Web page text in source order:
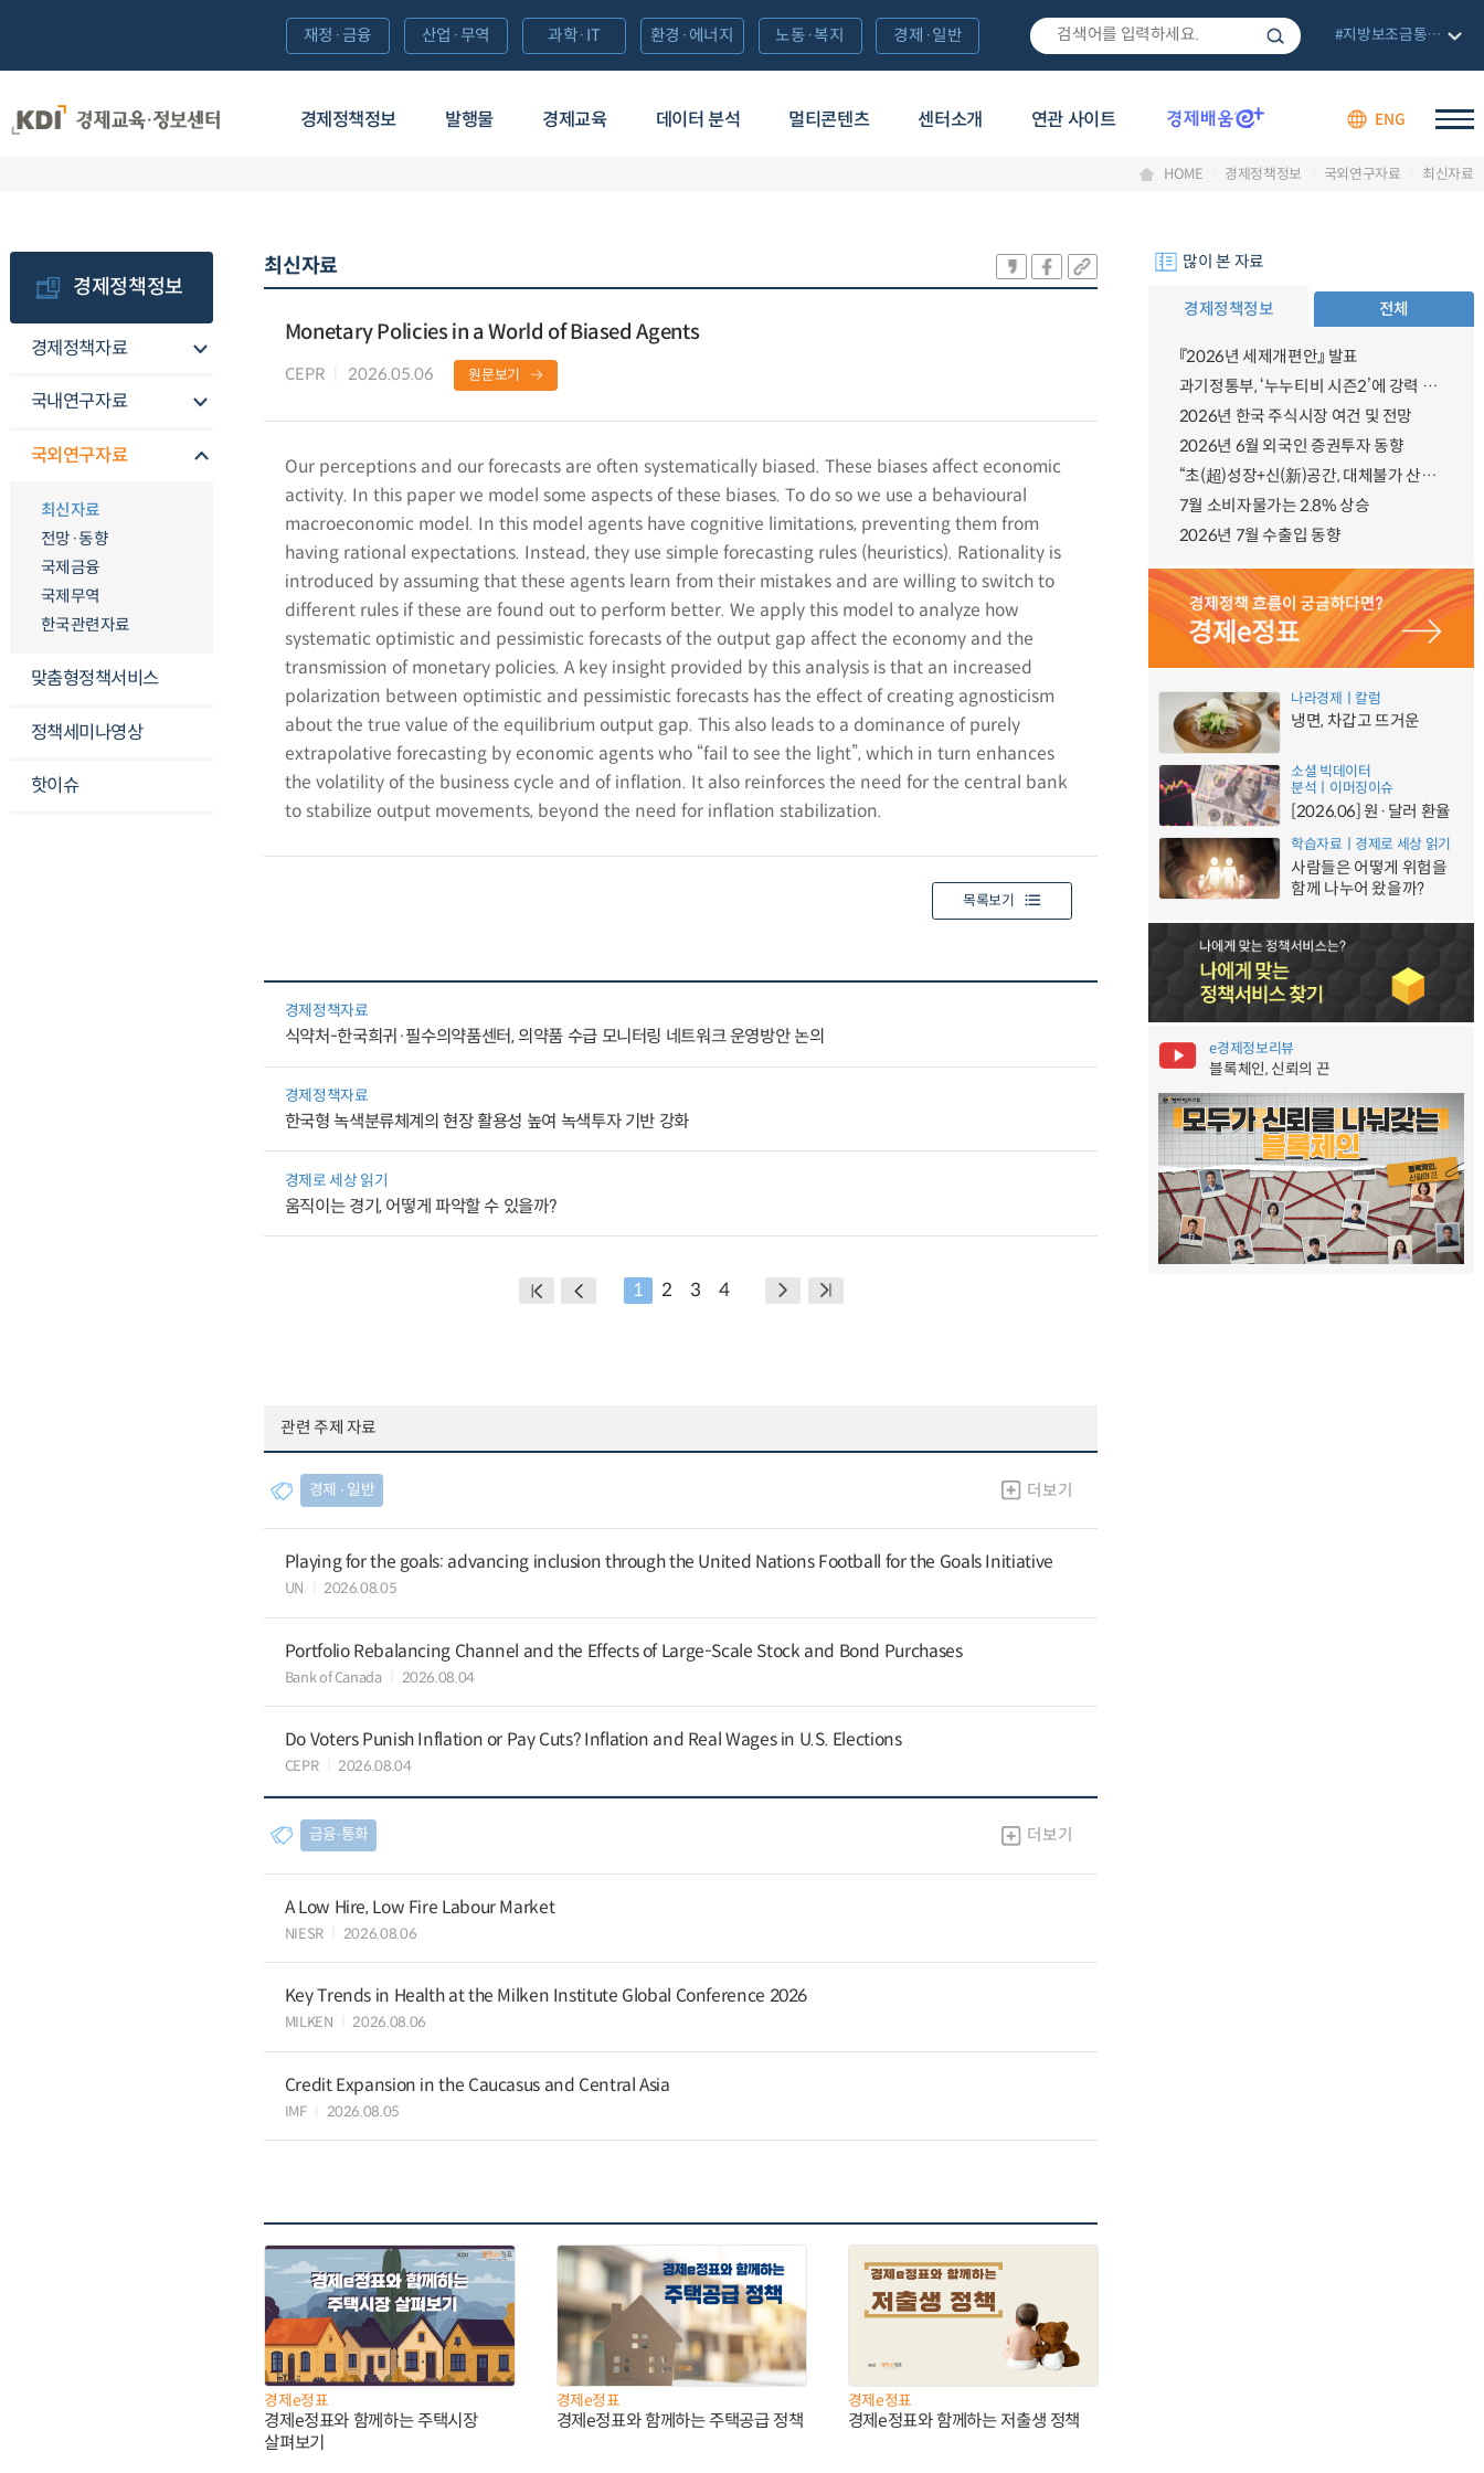
경제정책정보 발행물 경제교육 데이터 분석 멀티콘텐츠 센터소개 연관 사이트 ENG
재정·금융 산업·무역 과학·IT 환경·에너지 노동·복지 경제·일반 #지방보조금통합관리망
HOME 경제정책정보 국외연구자료 최신자료
경제정책정보
경제정책자료
국내연구자료
국외연구자료
최신자료
전망·동향
국제금융
국제무역
한국관련자료
맞춤형정책서비스
정책세미나영상
핫이슈
최신자료
Monetary Policies in a World of Biased Agents
CEPR 2026.05.06 원문보기
Our perceptions and our forecasts are often systematically biased. These biases affect economic
activity. In this paper we model some aspects of these biases. To do so we use a behavioural
macroeconomic model. In this model agents have cognitive limitations, preventing them from
having rational expectations. Instead, they use simple forecasting rules (heuristics). Rationality is
introduced by assuming that these agents learn from their mistakes and are willing to switch to
different rules if these are found out to perform better. We apply this model to analyze how
systematic optimistic and pessimistic forecasts of the output gap affect the economy and the
transmission of monetary policies. A key insight provided by this analysis is that an increased
polarization between optimistic and pessimistic forecasts has the effect of creating agnosticism
about the true value of the equilibrium output gap. This also leads to a dominance of purely
extrapolative forecasting by economic agents who “fail to see the light”, which in turn enhances
the volatility of the business cycle and of inflation. It also reinforces the need for the central bank
to stabilize output movements, beyond the need for inflation stabilization.
목록보기
경제정책자료
식약처-한국희귀·필수의약품센터, 의약품 수급 모니터링 네트워크 운영방안 논의
경제정책자료
한국형 녹색분류체계의 현장 활용성 높여 녹색투자 기반 강화
경제로 세상 읽기
움직이는 경기, 어떻게 파악할 수 있을까?
1 2 3 4
관련 주제 자료
경제 ∙ 일반 더보기
Playing for the goals: advancing inclusion through the United Nations Football for the Goals Initiative
UN 2026.08.05
Portfolio Rebalancing Channel and the Effects of Large-Scale Stock and Bond Purchases
Bank of Canada 2026.08.04
Do Voters Punish Inflation or Pay Cuts? Inflation and Real Wages in U.S. Elections
CEPR 2026.08.04
금융∙통화 더보기
A Low Hire, Low Fire Labour Market
NIESR 2026.08.06
Key Trends in Health at the Milken Institute Global Conference 2026
MILKEN 2026.08.06
Credit Expansion in the Caucasus and Central Asia
IMF 2026.08.05
경제e정표
경제e정표와 함께하는 주택시장
살펴보기
경제e정표
경제e정표와 함께하는 주택공급 정책
경제e정표
경제e정표와 함께하는 저출생 정책
많이 본 자료
경제정책정보 전체
『2026년 세제개편안』 발표
과기정통부, ‘누누티비 시즌2’에 강력 대응 의지 밝혀
2026년 한국 주식시장 여건 및 전망
2026년 6월 외국인 증권투자 동향
“초(超)성장+신(新)공간, 대체불가 산업강국”
7월 소비자물가는 2.8% 상승
2026년 7월 수출입 동향
나라경제ㅣ칼럼
냉면, 차갑고 뜨거운
소셜 빅데이터
분석ㅣ이머징이슈
[2026.06] 원·달러 환율
학습자료ㅣ경제로 세상 읽기
사람들은 어떻게 위험을
함께 나누어 왔을까?
e경제정보리뷰
블록체인, 신뢰의 끈